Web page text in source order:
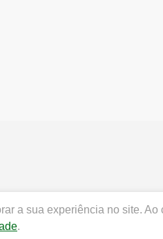
| DENTAL FREE
a sua experiência no site. Ao
.